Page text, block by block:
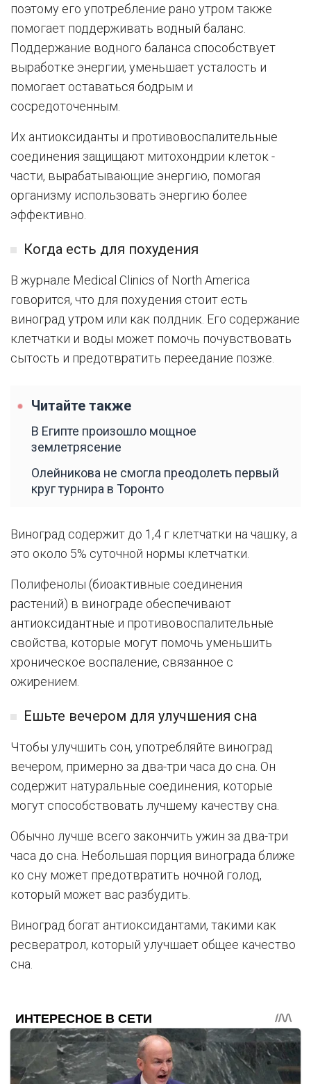
поэтому его употребление рано утром также
помогает поддерживать водный баланс.
Поддержание водного баланса способствует
выработке энергии, уменьшает усталость и
помогает оставаться бодрым и
сосредоточенным.
Их антиоксиданты и противовоспалительные
соединения защищают митохондрии клеток -
части, вырабатывающие энергию, помогая
организму использовать энергию более
эффективно.
Когда есть для похудения
В журнале Medical Clinics of North America
говорится, что для похудения стоит есть
виноград утром или как полдник. Его содержание
клетчатки и воды может помочь почувствовать
сытость и предотвратить переедание позже.
Читайте также
В Египте произошло мощное
землетрясение
Олейникова не смогла преодолеть первый
круг турнира в Торонто
Виноград содержит до 1,4 г клетчатки на чашку, а
это около 5% суточной нормы клетчатки.
Полифенолы (биоактивные соединения
растений) в винограде обеспечивают
антиоксидантные и противовоспалительные
свойства, которые могут помочь уменьшить
хроническое воспаление, связанное с
ожирением.
Ешьте вечером для улучшения сна
Чтобы улучшить сон, употребляйте виноград
вечером, примерно за два-три часа до сна. Он
содержит натуральные соединения, которые
могут способствовать лучшему качеству сна.
Обычно лучше всего закончить ужин за два-три
часа до сна. Небольшая порция винограда ближе
ко сну может предотвратить ночной голод,
который может вас разбудить.
Виноград богат антиоксидантами, такими как
ресвератрол, который улучшает общее качество
сна.